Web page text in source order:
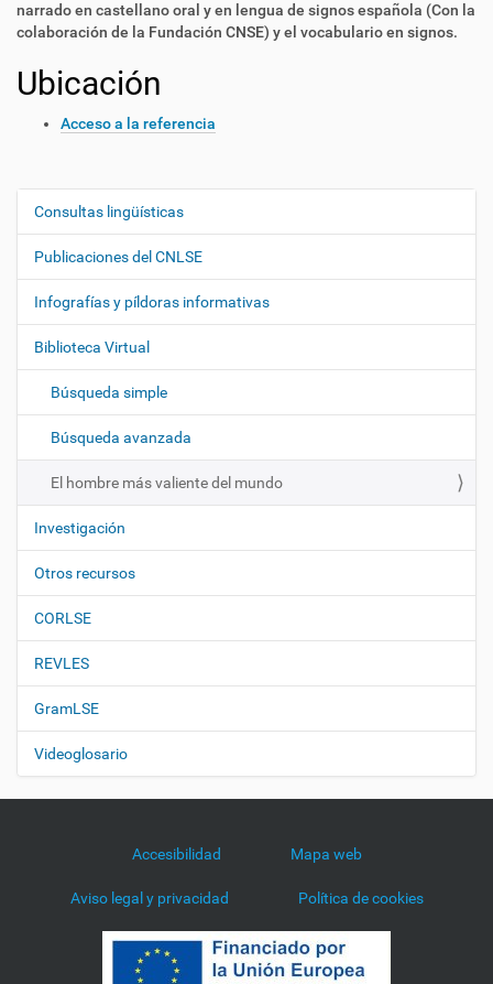
narrado en castellano oral y en lengua de signos española (Con la
colaboración de la Fundación CNSE) y el vocabulario en signos.
Ubicación
Acceso a la referencia
N
e
g
a
i
n
Consultas lingüísticas
Publicaciones del CNLSE
Infografías y píldoras informativas
Biblioteca Virtual
Búsqueda simple
Búsqueda avanzada
El hombre más valiente del mundo
Investigación
Otros recursos
CORLSE
REVLES
GramLSE
Videoglosario
Accesibilidad Mapa web
Aviso legal y privacidad Política de cookies